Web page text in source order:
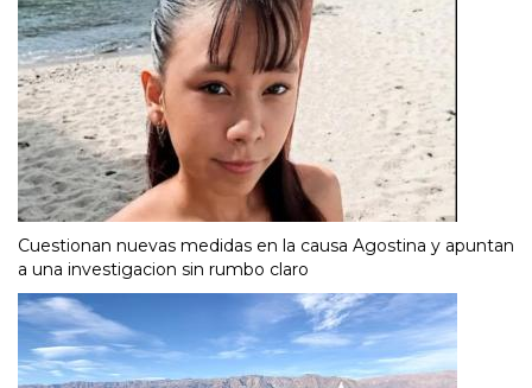
Cuestionan nuevas medidas en la causa Agostina y apuntan
a una investigacion sin rumbo claro